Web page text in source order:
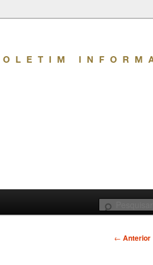
Navegação
← Anterior